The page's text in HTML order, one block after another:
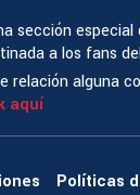
sección
a los fans
relación alguna
aquí
Políticas